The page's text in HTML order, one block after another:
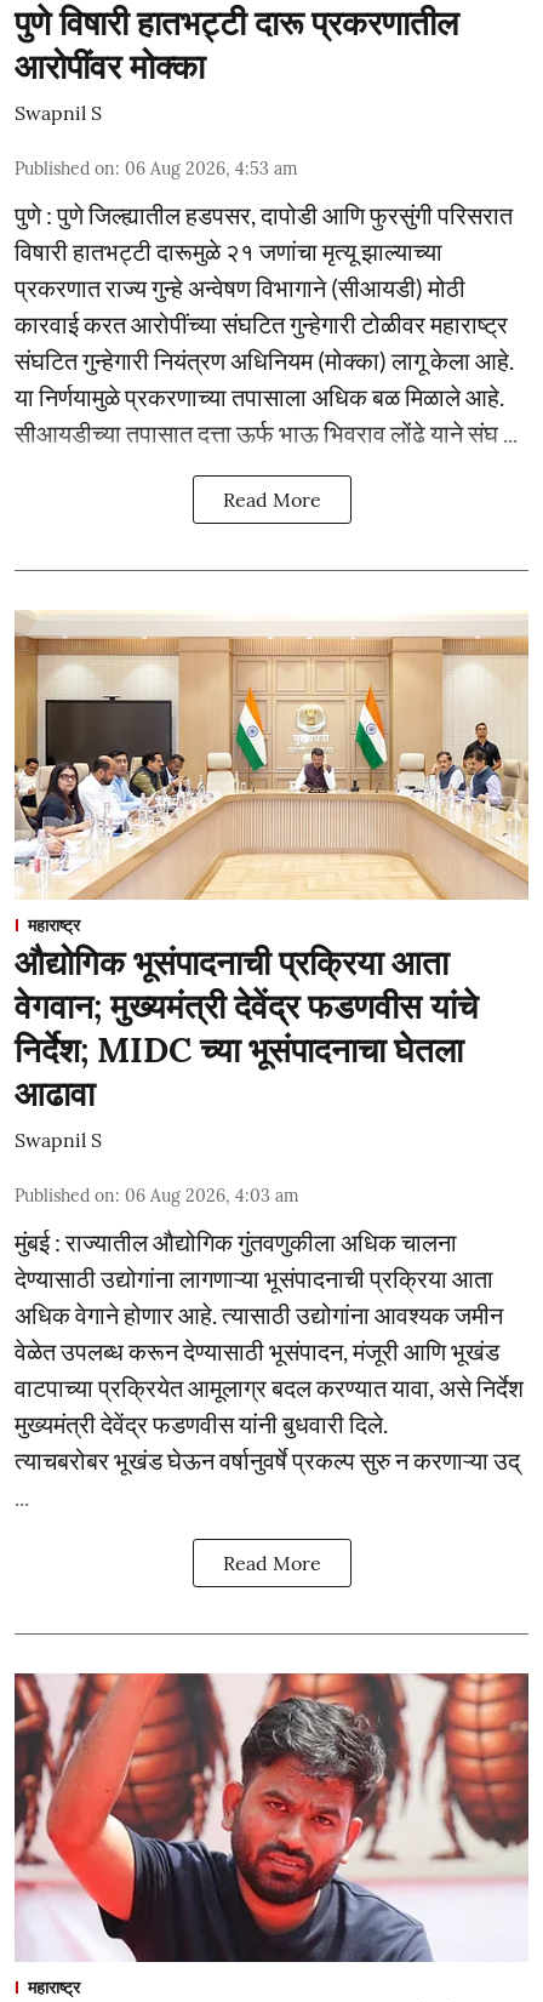
पुणे विषारी हातभट्टी दारू प्रकरणातील
आरोपींवर मोक्का
Swapnil S
Published on: 06 Aug 2026, 4:53 am
पुणे : पुणे जिल्ह्यातील हडपसर, दापोडी आणि फुरसुंगी परिसरात
विषारी हातभट्टी दारूमुळे २१ जणांचा मृत्यू झाल्याच्या
प्रकरणात राज्य गुन्हे अन्वेषण विभागाने (सीआयडी) मोठी
कारवाई करत आरोपींच्या संघटित गुन्हेगारी टोळीवर महाराष्ट्र
संघटित गुन्हेगारी नियंत्रण अधिनियम (मोक्का) लागू केला आहे.
या निर्णयामुळे प्रकरणाच्या तपासाला अधिक बळ मिळाले आहे.
सीआयडीच्या तपासात दत्ता ऊर्फ भाऊ भिवराव लोंढे याने संघ ...
Read More
महाराष्ट्र
औद्योगिक भूसंपादनाची प्रक्रिया आता
वेगवान; मुख्यमंत्री देवेंद्र फडणवीस यांचे
निर्देश; MIDC च्या भूसंपादनाचा घेतला
आढावा
Swapnil S
Published on: 06 Aug 2026, 4:03 am
मुंबई : राज्यातील औद्योगिक गुंतवणुकीला अधिक चालना
देण्यासाठी उद्योगांना लागणाऱ्या भूसंपादनाची प्रक्रिया आता
अधिक वेगाने होणार आहे. त्यासाठी उद्योगांना आवश्यक जमीन
वेळेत उपलब्ध करून देण्यासाठी भूसंपादन, मंजूरी आणि भूखंड
वाटपाच्या प्रक्रियेत आमूलाग्र बदल करण्यात यावा, असे निर्देश
मुख्यमंत्री देवेंद्र फडणवीस यांनी बुधवारी दिले.
त्याचबरोबर भूखंड घेऊन वर्षानुवर्षे प्रकल्प सुरु न करणाऱ्या उद्
Read More
महाराष्ट्र